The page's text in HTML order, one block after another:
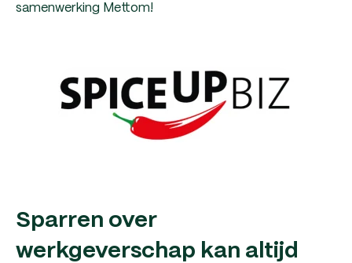
samenwerking Mettom!
Sparren over
werkgeverschap kan altijd